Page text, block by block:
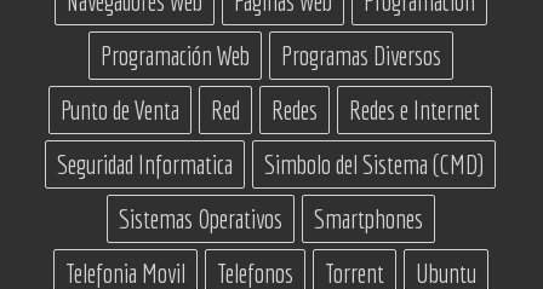
Programación Web
Programas Diversos
Punto de Venta
Red Redes
Redes e Internet
Seguridad Informatica
Simbolo del Sistema (CMD)
Sistemas Operativos
Smartphones
Telefonia Movil
Telefonos Torrent
Ubuntu